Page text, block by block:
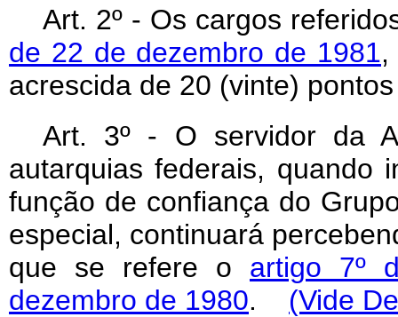
Art. 2º - Os cargos
de 22 de dezembro de 1981,
acrescida de 20 (vinte)
Art. 3º - O servidor da
autarquias federais, quando
função de confiança do
especial, continuará
que se refere o artigo 7º
dezembro de 1980. (Vide